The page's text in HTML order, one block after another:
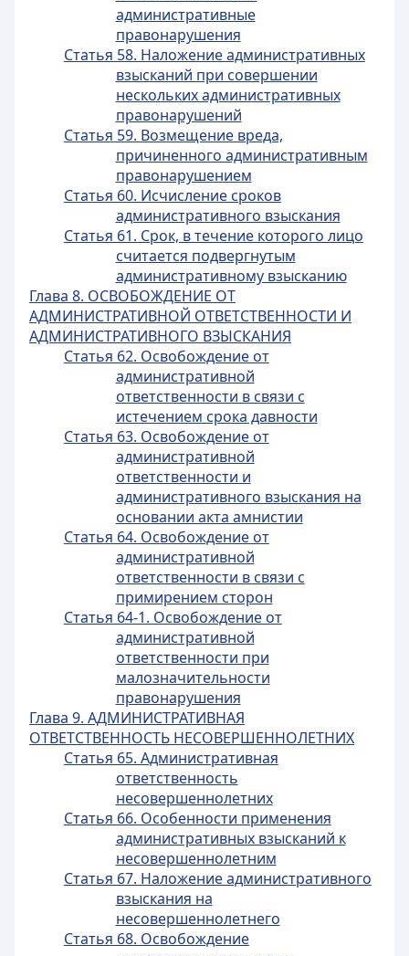
административные
правонарушения
Статья 58. Наложение административных
взысканий при совершении
нескольких административных
правонарушений
Статья 59. Возмещение вреда,
причиненного административным
правонарушением
Статья 60. Исчисление сроков
административного взыскания
Статья 61. Срок, в течение которого лицо
считается подвергнутым
административному взысканию
Глава 8. ОСВОБОЖДЕНИЕ ОТ
АДМИНИСТРАТИВНОЙ ОТВЕТСТВЕННОСТИ И
АДМИНИСТРАТИВНОГО ВЗЫСКАНИЯ
Статья 62. Освобождение от
административной
ответственности в связи с
истечением срока давности
Статья 63. Освобождение от
административной
ответственности и
административного взыскания на
основании акта амнистии
Статья 64. Освобождение от
административной
ответственности в связи с
примирением сторон
Статья 64-1. Освобождение от
административной
ответственности при
малозначительности
правонарушения
Глава 9. АДМИНИСТРАТИВНАЯ
ОТВЕТСТВЕННОСТЬ НЕСОВЕРШЕННОЛЕТНИХ
Статья 65. Административная
ответственность
несовершеннолетних
Статья 66. Особенности применения
административных взысканий к
несовершеннолетним
Статья 67. Наложение административного
взыскания на
несовершеннолетнего
Статья 68. Освобождение